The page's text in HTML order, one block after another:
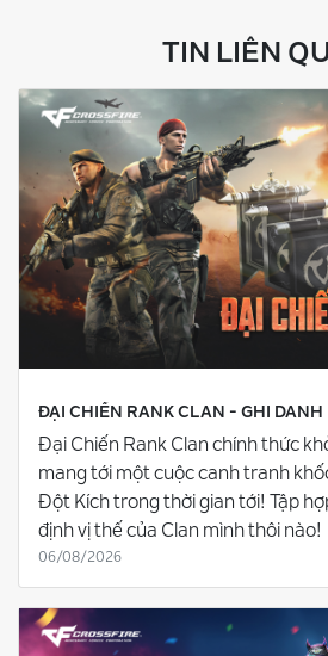
TIN LIÊN
ĐẠI CHIẾN RANK CLAN - GHI DANH
Đại Chiến Rank Clan chính thức
mang tới một cuộc canh tranh
Đột Kích trong thời gian tới! Tập
định vị thế của Clan mình thôi nào!
06/08/2026